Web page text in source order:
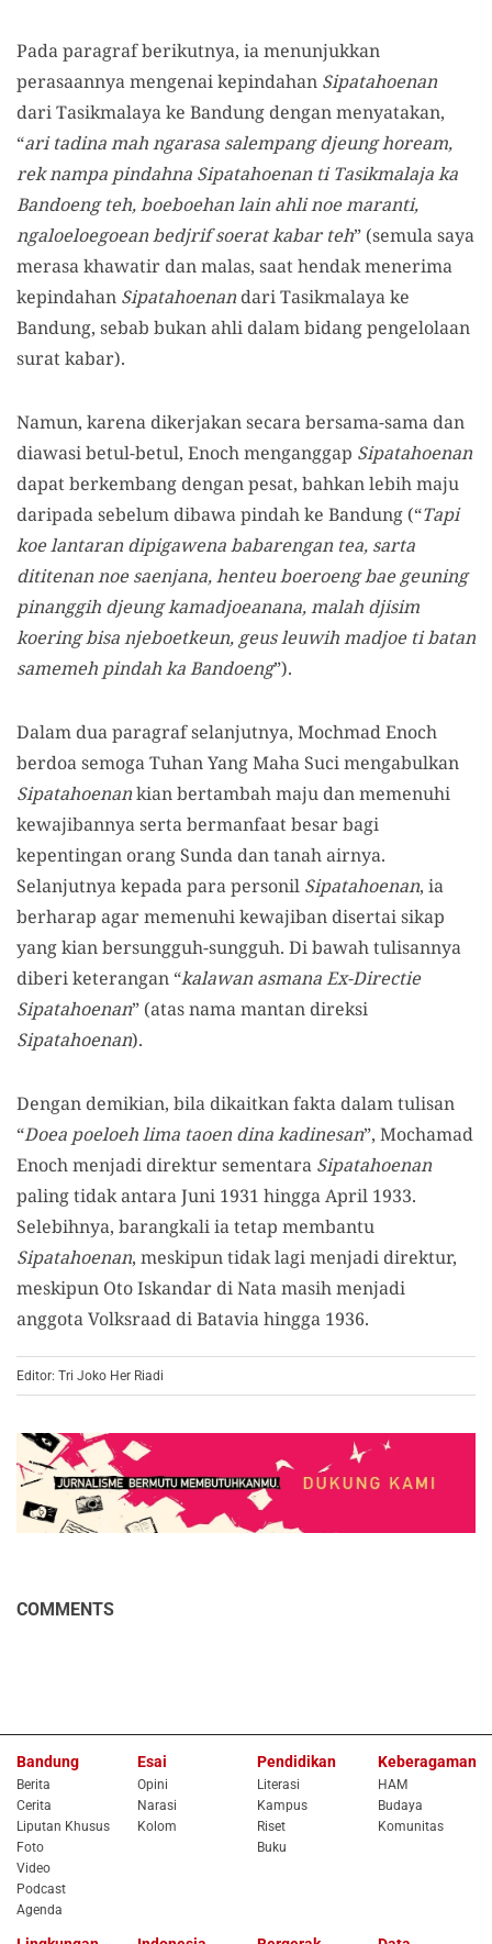
Pada paragraf berikutnya, ia menunjukkan
perasaannya mengenai kepindahan Sipatahoenan
dari Tasikmalaya ke Bandung dengan menyatakan,
“ari tadina mah ngarasa salempang djeung hoream,
rek nampa pindahna Sipatahoenan ti Tasikmalaja ka
Bandoeng teh, boeboehan lain ahli noe maranti,
ngaloeloegoean bedjrif soerat kabar teh” (semula saya
merasa khawatir dan malas, saat hendak menerima
kepindahan Sipatahoenan dari Tasikmalaya ke
Bandung, sebab bukan ahli dalam bidang pengelolaan
surat kabar).
Namun, karena dikerjakan secara bersama-sama dan
diawasi betul-betul, Enoch menganggap Sipatahoenan
dapat berkembang dengan pesat, bahkan lebih maju
daripada sebelum dibawa pindah ke Bandung (“Tapi
koe lantaran dipigawena babarengan tea, sarta
dititenan noe saenjana, henteu boeroeng bae geuning
pinanggih djeung kamadjoeanana, malah djisim
koering bisa njeboetkeun, geus leuwih madjoe ti batan
samemeh pindah ka Bandoeng”).
Dalam dua paragraf selanjutnya, Mochmad Enoch
berdoa semoga Tuhan Yang Maha Suci mengabulkan
Sipatahoenankian bertambah maju dan memenuhi
kewajibannya serta bermanfaat besar bagi
kepentingan orang Sunda dan tanah airnya.
Selanjutnya kepada para personil Sipatahoenan, ia
berharap agar memenuhi kewajiban disertai sikap
yang kian bersungguh-sungguh. Di bawah tulisannya
diberi keterangan “kalawan asmana Ex-Directie
Sipatahoenan” (atas nama mantan direksi
Sipatahoenan).
Dengan demikian, bila dikaitkan fakta dalam tulisan
“Doea poeloeh lima taoen dina kadinesan”, Mochamad
Enoch menjadi direktur sementara Sipatahoenan
paling tidak antara Juni 1931 hingga April 1933.
Selebihnya, barangkali ia tetap membantu
Sipatahoenan, meskipun tidak lagi menjadi direktur,
meskipun Oto Iskandar di Nata masih menjadi
anggota Volksraad di Batavia hingga 1936.
Editor: Tri Joko Her Riadi
COMMENTS
Bandung
Berita
Cerita
Liputan Khusus
Foto
Video
Podcast
Agenda
Esai
Opini
Narasi
Kolom
Pendidikan
Literasi
Kampus
Riset
Buku
Keberagaman
HAM
Budaya
Komunitas